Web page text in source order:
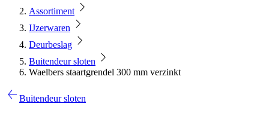
Assortiment
IJzerwaren
Deurbeslag
Buitendeur sloten
Waelbers staartgrendel 300 mm verzinkt
Buitendeur sloten